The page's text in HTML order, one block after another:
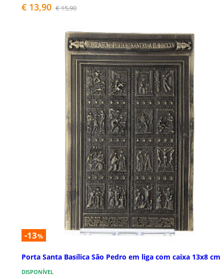
€ 13,90 € 15,90
-13%
Porta Santa Basílica São Pedro em liga com caixa 13x8 cm
DISPONÍVEL